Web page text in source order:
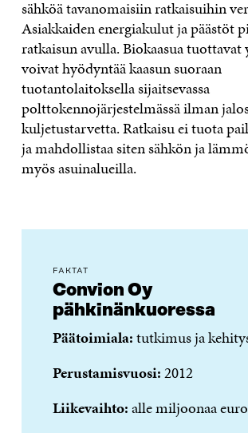
sähköä tavanomaisiin ratkaisuihin
Asiakkaiden energiakulut ja päästöt
ratkaisun avulla. Biokaasua
voivat hyödyntää kaasun suoraan
tuotantolaitoksella sijaitsevassa
polttokennojärjestelmässä ilman
kuljetustarvetta. Ratkaisu ei tuota
ja mahdollistaa siten sähkön ja
myös asuinalueilla.
FAKTAT
Convion Oy
pähkinänkuoressa
Päätoimiala:tutkimus ja
Perustamisvuosi:2012
Liikevaihto:alle miljoonaa